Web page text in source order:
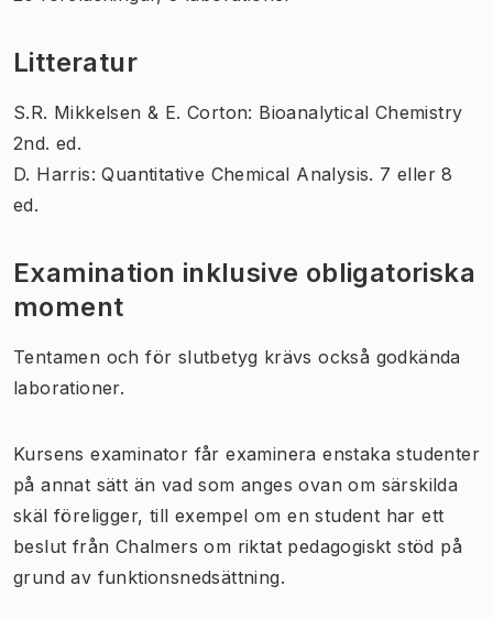
Litteratur
S.R. Mikkelsen & E. Corton: Bioanalytical Chemistry
2nd. ed.
D. Harris: Quantitative Chemical Analysis. 7 eller 8
ed.
Examination inklusive obligatoriska
moment
Tentamen och för slutbetyg krävs också godkända
laborationer.
Kursens examinator får examinera enstaka studenter
på annat sätt än vad som anges ovan om särskilda
skäl föreligger, till exempel om en student har ett
beslut från Chalmers om riktat pedagogiskt stöd på
grund av funktionsnedsättning.